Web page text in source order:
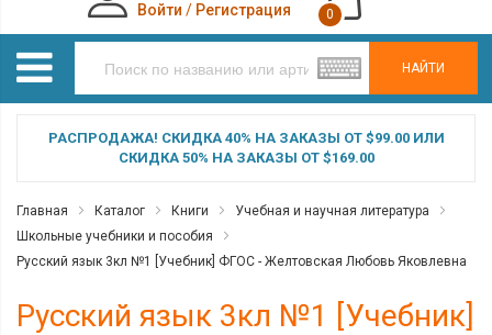
НАЙТИ
Войти / Регистрация 0
РАСПРОДАЖА! СКИДКА 40% НА ЗАКАЗЫ ОТ $99.00 ИЛИ
СКИДКА 50% НА ЗАКАЗЫ ОТ $169.00
Главная Каталог Книги
Учебная и научная литература
Школьные учебники и пособия
Русский язык 3кл №1 [Учебник] ФГОС - Желтовская Любовь Яковлевна
Русский язык 3кл №1 [Учебник]